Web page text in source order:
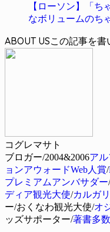
【ローソン】「ち
なボリュームのち
ABOUT US
コグレマサト
ブロガー/2004&2006ア
ョンアウォードWeb人賞/
プレミアムアンバサダー/
ディア観光大使/カルガ
ー/おくなわ観光大使/オ
ッズサポーター/著書多数